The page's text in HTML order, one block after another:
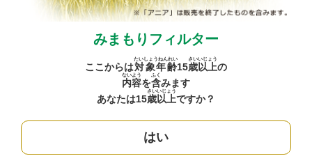
みまもりフィルター
ここからは対象年齢
たいしょうねんれい
15歳
さい
以上
いじょう
の
内容
ないよう
を含
ふく
みます
あなたは15歳
さい
以上
いじょう
ですか？
はい